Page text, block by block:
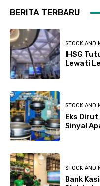
BERITA TERBARU
STOCK AND
IHSG
Lewati
STOCK AND
Eks Dirut
Sinyal
STOCK AND
Bank